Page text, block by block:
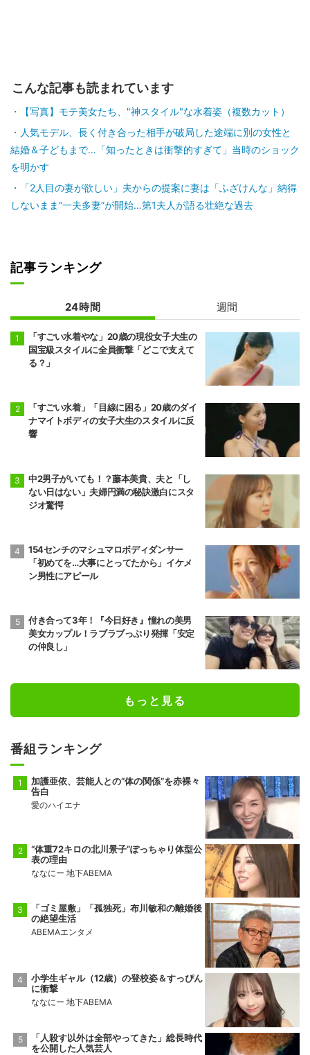
こんな記事も読まれています
【写真】モテ美女たち、"神スタイル"な水着姿（複数カット）
人気モデル、長く付き合った相手が破局した途端に別の女性と
結婚＆子どもまで…「知ったときは衝撃的すぎて」当時のショック
を明かす
「2人目の妻が欲しい」夫からの提案に妻は「ふざけんな」納得
しないまま“一夫多妻”が開始…第1夫人が語る壮絶な過去
記事ランキング
24時間 週間
「すごい水着やな」20歳の現役女子大生の
国宝級スタイルに全員衝撃「どこで支えて
る？」
「すごい水着」「目線に困る」20歳のダイ
ナマイトボディの女子大生のスタイルに反
響
中2男子がいても！？藤本美貴、夫と「し
ない日はない」夫婦円満の秘訣激白にスタ
ジオ驚愕
154センチのマシュマロボディダンサー
「初めてを…大事にとってたから」イケメ
ン男性にアピール
付き合って3年！『今日好き』憧れの美男
美女カップル！ラブラブっぷり発揮「安定
の仲良し」
もっと見る
番組ランキング
加護亜依、芸能人との“体の関係”を赤裸々
告白
愛のハイエナ
“体重72キロの北川景子”ぽっちゃり体型公
表の理由
ななにー 地下ABEMA
「ゴミ屋敷」「孤独死」布川敏和の離婚後
の絶望生活
ABEMAエンタメ
小学生ギャル（12歳）の登校姿＆すっぴん
に衝撃
ななにー 地下ABEMA
「人殺す以外は全部やってきた」総長時代
を公開した人気芸人